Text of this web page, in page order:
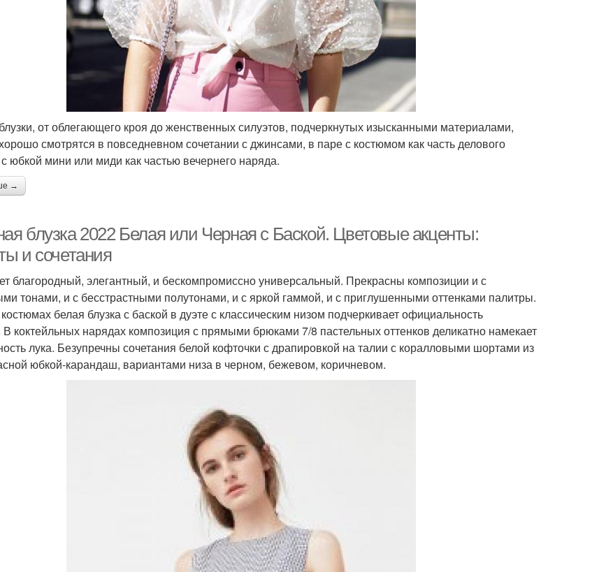
от облегающего кроя до женственных силуэтов, подчеркнутых изысканными материалами,
смотрятся в повседневном сочетании с джинсами, в паре с костюмом как часть делового
юбкой мини или миди как частью вечернего наряда.
→
блузка 2022 Белая или Черная с Баской. Цветовые акценты:
и сочетания
благородный, элегантный, и бескомпромиссно универсальный. Прекрасны композиции и с
тонами, и с бесстрастными полутонами, и с яркой гаммой, и с приглушенными оттенками палитры.
белая блузка с баской в дуэте с классическим низом подчеркивает официальность
В коктейльных нарядах композиция с прямыми брюками 7/8 пастельных оттенков деликатно намекает
лука. Безупречны сочетания белой кофточки с драпировкой на талии с коралловыми шортами из
юбкой-карандаш, вариантами низа в черном, бежевом, коричневом.